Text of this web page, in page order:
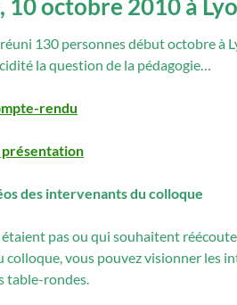
10 octobre 2010 à
130 personnes début octobre à
la question de la pédagogie…
rendu
présentation
des intervenants du colloque
étaient pas ou qui souhaitent
colloque, vous pouvez visionner les
table-rondes.